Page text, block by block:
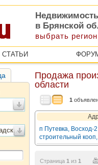
Недвижимость
в Брянской
выбрать регион
производственно-складские помещения
Продажа
области
1
п Путевка, Восход-
строительный
Страница 1 из 1